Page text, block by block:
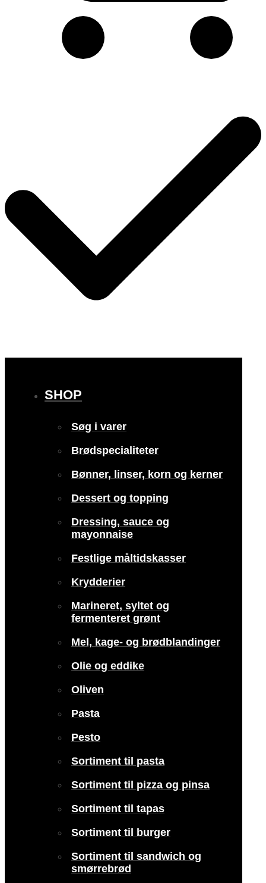
SHOP
Søg i varer
Brødspecialiteter
Bønner, linser, korn og kerner
Dessert og topping
Dressing, sauce og
mayonnaise
Festlige måltidskasser
Krydderier
Marineret, syltet og
fermenteret grønt
Mel, kage- og brødblandinger
Olie og eddike
Oliven
Pasta
Pesto
Sortiment til pasta
Sortiment til pizza og pinsa
Sortiment til tapas
Sortiment til burger
Sortiment til sandwich og
smørrebrød